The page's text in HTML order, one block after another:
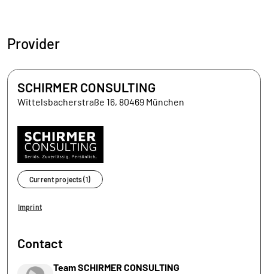
Provider
SCHIRMER CONSULTING
Wittelsbacherstraße 16, 80469 München
Current projects (1)
Imprint
Contact
Team SCHIRMER CONSULTING